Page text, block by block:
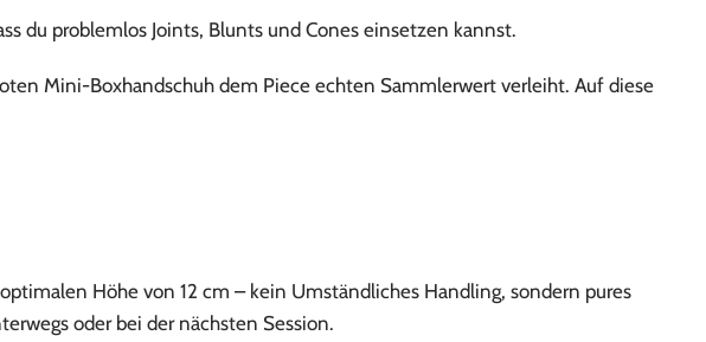
du problemlos Joints, Blunts und Cones einsetzen kannst.
Mini-Boxhandschuh dem Piece echten Sammlerwert verleiht. Auf diese
Höhe von 12 cm – kein Umständliches Handling, sondern pures
oder bei der nächsten Session.